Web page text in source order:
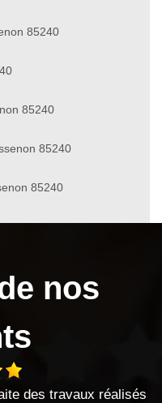
85240
85240
85240
85240
nos
Entreprise sérieuse